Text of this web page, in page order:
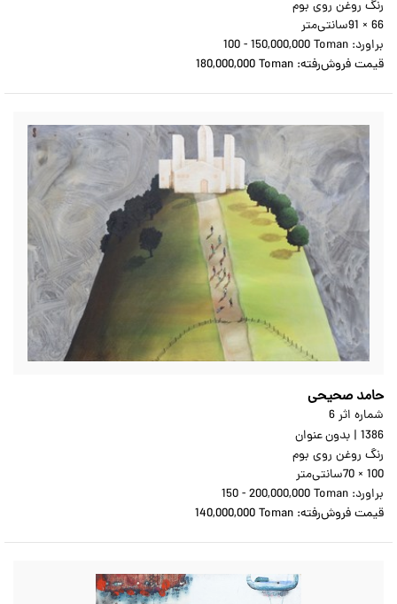
رنگ روغن روی بوم
91 × 66سانتی‌متر
براورد: 100 - 150,000,000 Toman
قیمت فروش‌رفته: 180,000,000 Toman
حامد صحیحی
شماره اثر 6
1386
| بدون عنوان
رنگ روغن روی بوم
70 × 100سانتی‌متر
براورد: 150 - 200,000,000 Toman
قیمت فروش‌رفته: 140,000,000 Toman